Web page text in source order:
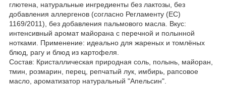
глютена, натуральные ингредиенты без лактозы, без
добавления аллергенов (согласно Регламенту (ЕС)
1169/2011), без добавления пальмового масла. Вкус:
интенсивный аромат майорана с перечной и полынной
нотками. Применение: идеально для жареных и томлёных
блюд, рагу и блюд из картофеля.
Состав: Кристаллическая природная соль, полынь, майоран,
тмин, розмарин, перец, репчатый лук, имбирь, рапсовое
масло, ароматизатор натуральный "Апельсин".